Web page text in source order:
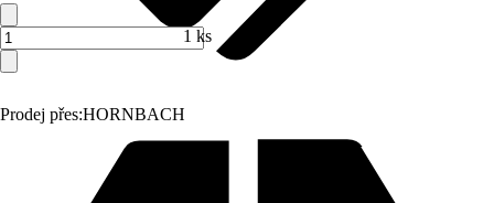
Prodej přes:HORNBACH
1 ks